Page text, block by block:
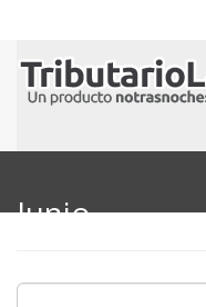
Junio